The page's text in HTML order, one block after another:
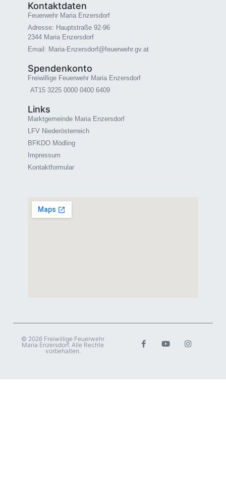
Kontaktdaten
Feuerwehr Maria Enzersdorf
Adresse: Hauptstraße 92-96
2344 Maria Enzersdorf
Email: Maria-Enzersdorf@feuerwehr.gv.at
Spendenkonto
Freiwillige Feuerwehr Maria Enzersdorf
AT15 3225 0000 0400 6409
Links
Marktgemeinde Maria Enzersdorf
LFV Niederösterreich
BFKDO Mödling
Impressum
Kontaktformular
© 2026 Freiwillige Feuerwehr
Maria Enzersdorf. Alle Rechte
vorbehalten.